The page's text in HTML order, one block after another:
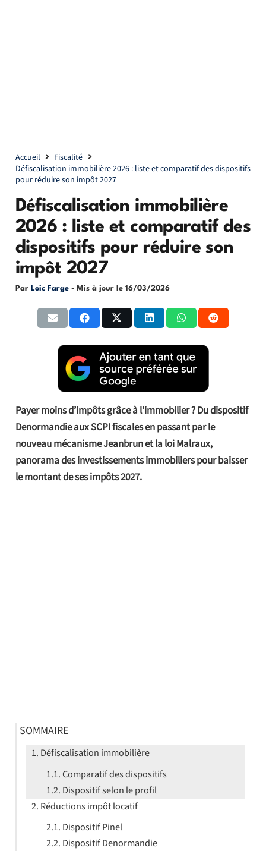
Accueil
Fiscalité
Défiscalisation immobilière 2026 : liste et comparatif des dispositifs
pour réduire son impôt 2027
Défiscalisation immobilière
2026 : liste et comparatif des
dispositifs pour réduire son
impôt 2027
Par Loic Farge - Mis à jour le 16/03/2026
Payer moins d’impôts grâce à l’immobilier ? Du dispositif
Denormandie aux SCPI fiscales en passant par le
nouveau mécanisme Jeanbrun et la loi Malraux,
panorama des investissements immobiliers pour baisser
le montant de ses impôts 2027.
SOMMAIRE
Défiscalisation immobilière
Comparatif des dispositifs
Dispositif selon le profil
Réductions impôt locatif
Dispositif Pinel
Dispositif Denormandie